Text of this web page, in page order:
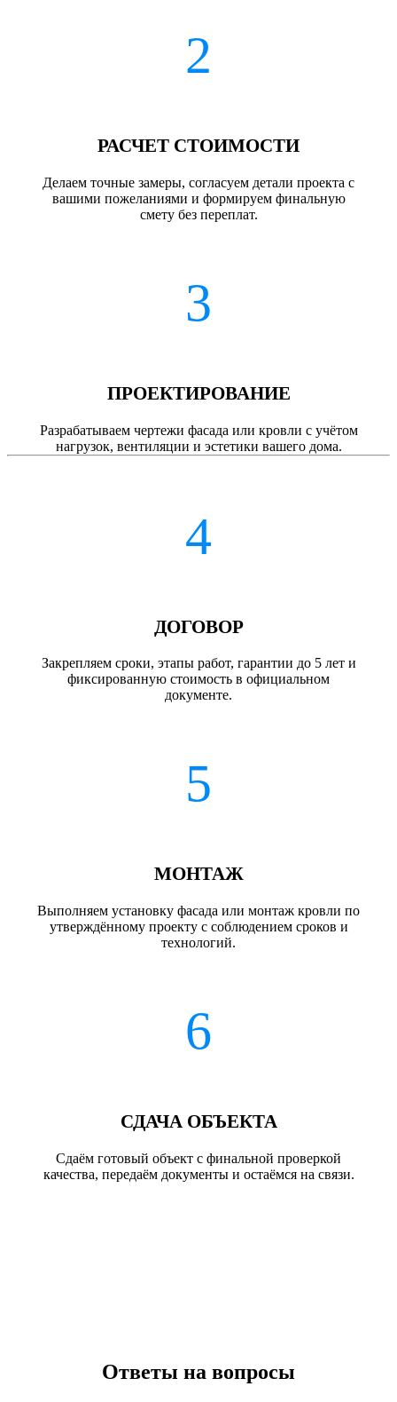
2
РАСЧЕТ СТОИМОСТИ
Делаем точные замеры, согласуем детали проекта с
вашими пожеланиями и формируем финальную
смету без переплат.
3
ПРОЕКТИРОВАНИЕ
Разрабатываем чертежи фасада или кровли с учётом
нагрузок, вентиляции и эстетики вашего дома.
4
ДОГОВОР
Закрепляем сроки, этапы работ, гарантии до 5 лет и
фиксированную стоимость в официальном
документе.
5
МОНТАЖ
Выполняем установку фасада или монтаж кровли по
утверждённому проекту с соблюдением сроков и
технологий.
6
СДАЧА ОБЪЕКТА
Сдаём готовый объект с финальной проверкой
качества, передаём документы и остаёмся на связи.
Ответы на вопросы